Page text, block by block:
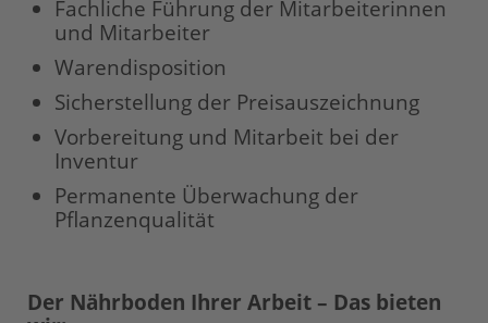
Fachliche Führung der Mitarbeiterinnen
und Mitarbeiter
Warendisposition
Sicherstellung der Preisauszeichnung
Vorbereitung und Mitarbeit bei der
Inventur
Permanente Überwachung der
Pflanzenqualität
Der Nährboden Ihrer Arbeit – Das bieten